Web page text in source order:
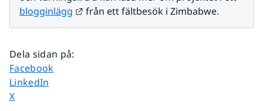
blogginlägg
Länk till annan webbplats.
från ett fältbesök i Zimbabwe.
Dela sidan på:
Dela sidan på
Facebook
Dela sidan på
LinkedIn
Dela sidan på
X